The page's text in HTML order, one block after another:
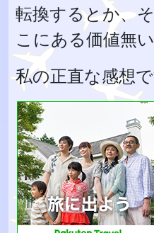
転換するとか、
こにある価値無
私の正直な感想で